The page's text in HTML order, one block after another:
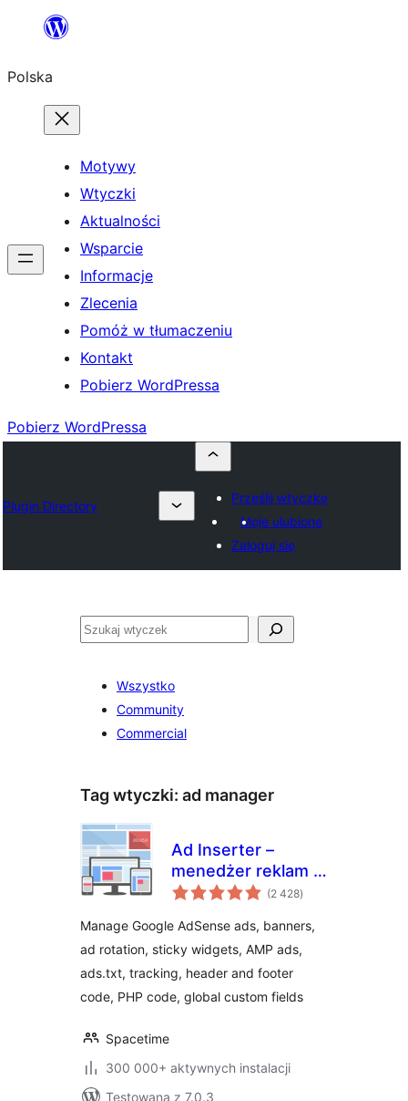
Przejdź
treści
Polska
Motywy
Wtyczki
Aktualności
Wsparcie
Informacje
Zlecenia
Pomóż w tłumaczeniu
Kontakt
Pobierz WordPressa
Pobierz WordPressa
Plugin Directory
Prześlij wtyczkę
Moje ulubione
Zaloguj się
Szukaj
Wszystko
Community
Commercial
Tag wtyczki: ad manager
Ad Inserter –
menedżer reklam i
reklamy AdSense
(2 428wszystkich
ocen
)
Manage Google AdSense ads, banners,
ad rotation, sticky widgets, AMP ads,
ads.txt, tracking, header and footer
code, PHP code, global custom fields
Spacetime
300 000+ aktywnych instalacji
Testowana z 7.0.3